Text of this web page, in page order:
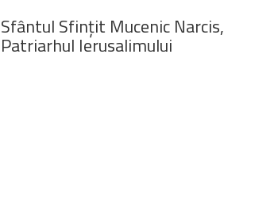
Sfântul Sfinţit Mucenic Narcis,
Patriarhul Ierusalimului